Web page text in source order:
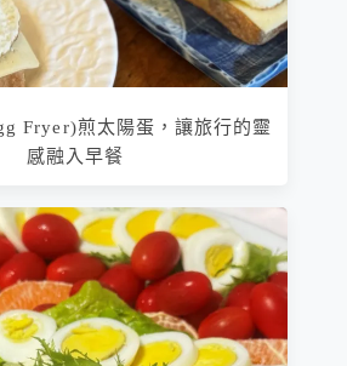
Fryer)煎太陽蛋，讓旅行的靈
感融入早餐